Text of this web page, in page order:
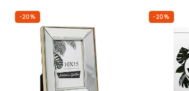
-20% -20%